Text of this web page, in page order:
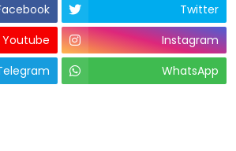
Twitter
Youtube
Instagram
WhatsApp